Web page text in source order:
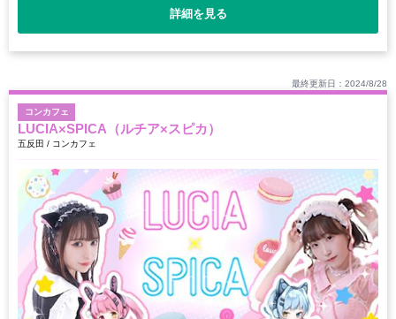
詳細を見る
最終更新日：2024/8/28
コンカフェ
LUCIA×SPICA（ルチア×スピカ）
五反田 / コンカフェ